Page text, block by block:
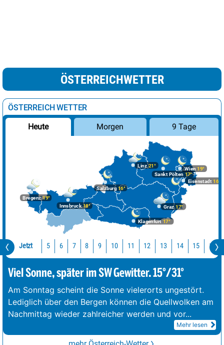
ÖSTERREICHWETTER
ÖSTERREICH WETTER
Heute Morgen 9 Tage
Bregenz19°
Graz17°
Innsbruck18°
Klagenfurt 17°
Linz21°
Salzburg16°
Wien 19°
Eisenstadt 16°
Sankt Pölten 17°
Jetzt 5 6 7 8 9 10 11 12 13 14 15 16
Viel Sonne, später im SW Gewitter. 15°/31°
Am Sonntag scheint die Sonne vielerorts ungestört.
Lediglich über den Bergen können die Quellwolken am
Nachmittag wieder zahlreicher werden und vor...
Mehr lesen